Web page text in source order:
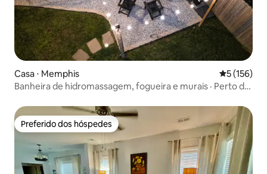
Casa ⋅ Memphis 5 de uma
5 (156)
Banheira de hidromassagem, fogueira e murais · Perto da
Preferido dos hóspedes
Preferido dos hóspedes